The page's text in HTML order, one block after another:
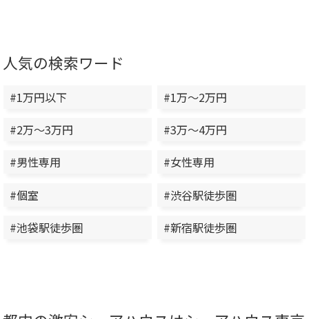
人気の検索ワード
#1万円以下
#1万～2万円
#2万～3万円
#3万～4万円
#男性専用
#女性専用
#個室
#渋谷駅徒歩圏
#池袋駅徒歩圏
#新宿駅徒歩圏